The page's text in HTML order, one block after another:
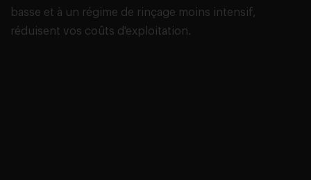
basse et à un régime de rinçage moins intensif,
réduisent vos coûts d'exploitation.